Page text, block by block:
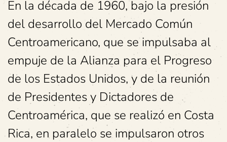
En la década de 1960, bajo la presión
del desarrollo del Mercado Común
Centroamericano, que se impulsaba al
empuje de la Alianza para el Progreso
de los Estados Unidos, y de la reunión
de Presidentes y Dictadores de
Centroamérica, que se realizó en Costa
Rica, en paralelo se impulsaron otros